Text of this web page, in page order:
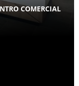
COMERCIAL